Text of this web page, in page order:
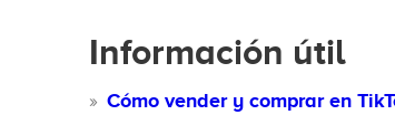
Información útil
Cómo vender y comprar en